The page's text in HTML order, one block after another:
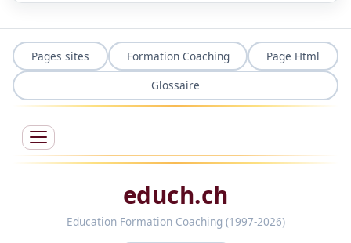
Pages sites Formation Coaching
Page Html
Glossaire
educh.ch
Education Formation Coaching (1997-2026)